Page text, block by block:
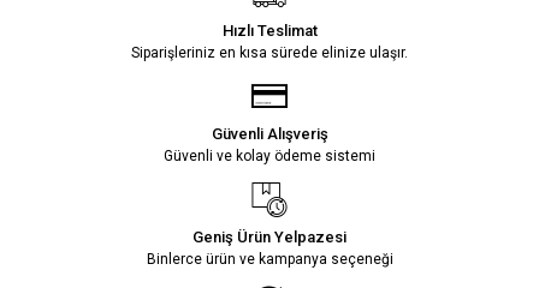
Hızlı Teslimat
Siparişleriniz en kısa sürede elinize ulaşır.
Güvenli Alışveriş
Güvenli ve kolay ödeme sistemi
Geniş Ürün Yelpazesi
Binlerce ürün ve kampanya seçeneği